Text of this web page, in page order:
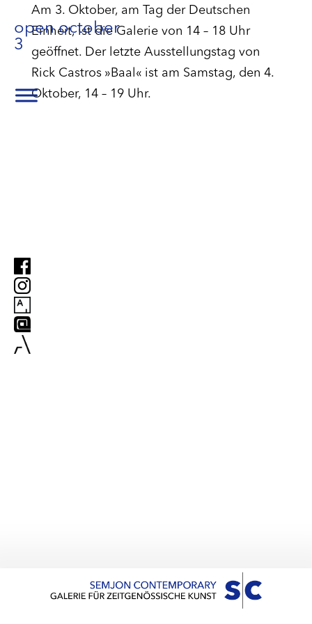
open october
3
Am 3. Oktober, am Tag der Deutschen
Einheit, ist die Galerie von 14 – 18 Uhr
geöffnet. Der letzte Ausstellungstag von
Rick Castros »Baal« ist am Samstag, den 4.
Oktober, 14 – 19 Uhr.